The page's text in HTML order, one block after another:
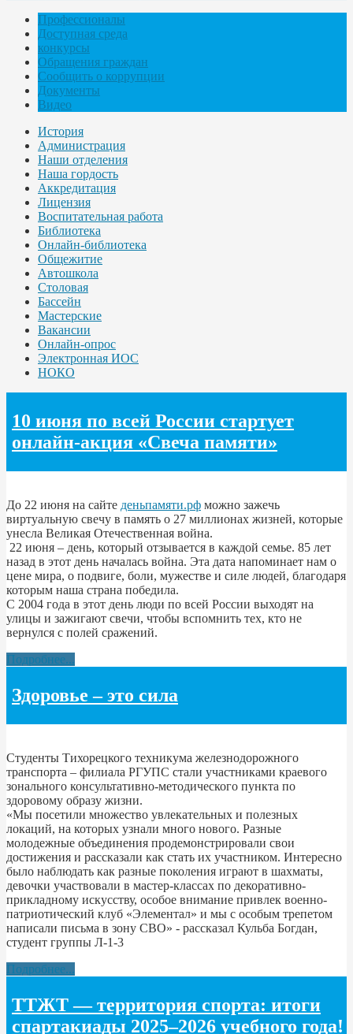
Профессионалы
Доступная среда
конкурсы
Обращения граждан
Сообщить о коррупции
Документы
Видео
История
Администрация
Наши отделения
Наша гордость
Аккредитация
Лицензия
Воспитательная работа
Библиотека
Онлайн-библиотека
Общежитие
Автошкола
Столовая
Бассейн
Мастерские
Вакансии
Онлайн-опрос
Электронная ИОС
НОКО
10 июня по всей России стартует
онлайн-акция «Свеча памяти»
До 22 июня на сайте деньпамяти.рф можно зажечь
виртуальную свечу в память о 27 миллионах жизней, которые
унесла Великая Отечественная война.
22 июня – день, который отзывается в каждой семье. 85 лет
назад в этот день началась война. Эта дата напоминает нам о
цене мира, о подвиге, боли, мужестве и силе людей, благодаря
которым наша страна победила.
С 2004 года в этот день люди по всей России выходят на
улицы и зажигают свечи, чтобы вспомнить тех, кто не
вернулся с полей сражений.
Подробнее...
Здоровье – это сила
Студенты Тихорецкого техникума железнодорожного
транспорта – филиала РГУПС стали участниками краевого
зонального консультативно-методического пункта по
здоровому образу жизни.
«Мы посетили множество увлекательных и полезных
локаций, на которых узнали много нового. Разные
молодежные объединения продемонстрировали свои
достижения и рассказали как стать их участником. Интересно
было наблюдать как разные поколения играют в шахматы,
девочки участвовали в мастер-классах по декоративно-
прикладному искусству, особое внимание привлек военно-
патриотический клуб «Элементал» и мы с особым трепетом
написали письма в зону СВО» - рассказал Кульба Богдан,
студент группы Л-1-3
Подробнее...
ТТЖТ — территория спорта: итоги
спартакиады 2025–2026 учебного года!